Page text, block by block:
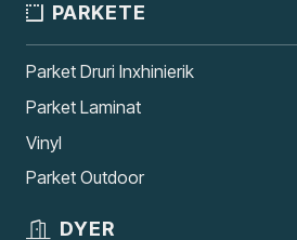
PARKETE
Parket Druri Inxhinierik
Parket Laminat
Vinyl
Parket Outdoor
DYER